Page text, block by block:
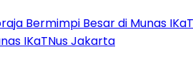
Besar di Munas IKaTNus
Jakarta